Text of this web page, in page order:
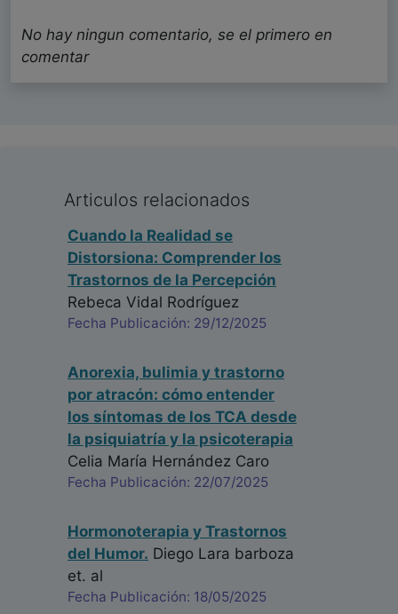
No hay ningun comentario, se el primero en
comentar
Articulos relacionados
Cuando la Realidad se
Distorsiona: Comprender los
Trastornos de la Percepción
Rebeca Vidal Rodríguez
Fecha Publicación: 29/12/2025
Anorexia, bulimia y trastorno
por atracón: cómo entender
los síntomas de los TCA desde
la psiquiatría y la psicoterapia
Celia María Hernández Caro
Fecha Publicación: 22/07/2025
Hormonoterapia y Trastornos
del Humor. Diego Lara barboza
et. al
Fecha Publicación: 18/05/2025